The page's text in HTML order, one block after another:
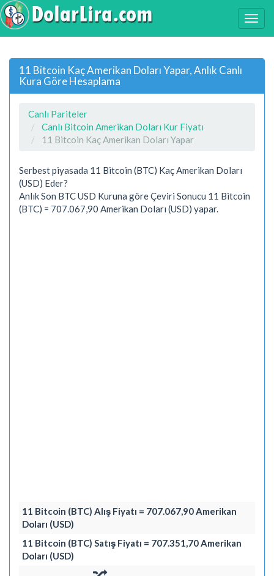
11 Bitcoin Kaç Amerikan Doları Yapar, Anlık Canlı
Kura Göre Hesaplama
Canlı Pariteler
Canlı Bitcoin Amerikan Doları Kur Fiyatı
11 Bitcoin Kaç Amerikan Doları Yapar
Serbest piyasada 11 Bitcoin (BTC) Kaç Amerikan Doları
(USD) Eder?
Anlık Son BTC USD Kuruna göre Çeviri Sonucu 11 Bitcoin
(BTC) = 707.067,90 Amerikan Doları (USD) yapar.
11 Bitcoin (BTC) Alış Fiyatı = 707.067,90 Amerikan
Doları (USD)
11 Bitcoin (BTC) Satış Fiyatı = 707.351,70 Amerikan
Doları (USD)